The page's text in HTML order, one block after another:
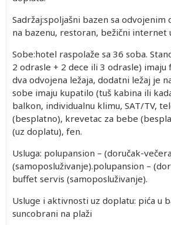
Sadržaj:spoljašni bazen sa odvojenim
na bazenu, restoran, bežični internet
Sobe:hotel raspolaže sa 36 soba.
2 odrasle + 2 dece ili 3 odrasle) imaju
dva odvojena ležaja, dodatni ležaj je
sobe imaju kupatilo (tuš kabina ili
balkon, individualnu klimu, SAT/TV,
(besplatno), krevetac za bebe
(uz doplatu), fen.
Usluga: polupansion – (doručak-
(samoposluživanje).polupansion –
buffet servis (samoposluživanje).
Usluge i aktivnosti uz doplatu: pića u
suncobrani na plaži